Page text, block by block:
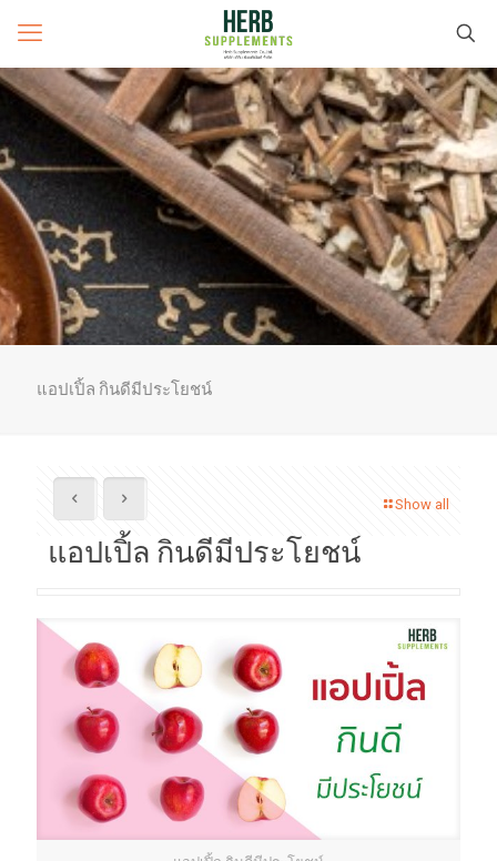
แอปเปิ้ล กินดีมีประโยชน์
Show all
แอปเปิ้ล กินดีมีประโยชน์